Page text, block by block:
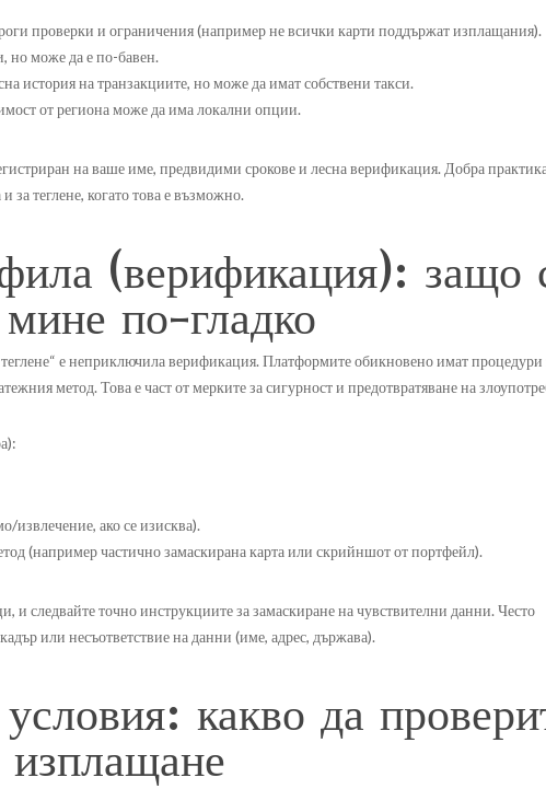
проверки и ограничения (например не всички карти поддържат изплащания).
но може да е по-бавен.
история на транзакциите, но може да имат собствени такси.
от региона може да има локални опции.
на ваше име, предвидими срокове и лесна верификация. Добра
за теглене, когато това е възможно.
(верификация): защо
по-гладко
е неприключила верификация. Платформите обикновено имат процедури
метод. Това е част от мерките за сигурност и предотвратяване на
извлечение, ако се изисква).
(например частично замаскирана карта или скрийншот от портфейл).
и следвайте точно инструкциите за замаскиране на чувствителни данни. Често
или несъответствие на данни (име, адрес, държава).
какво да
изплащане